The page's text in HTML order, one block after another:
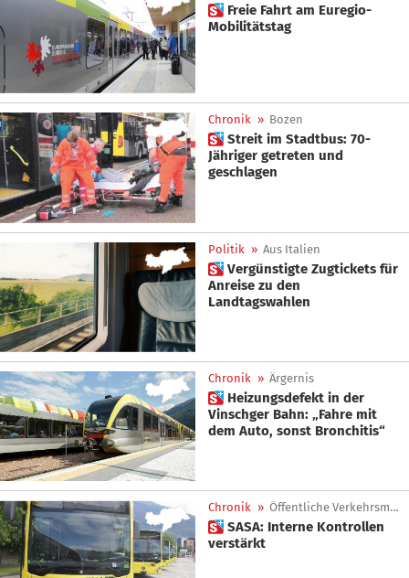
 Freie Fahrt am Euregio-
Mobilitätstag
Chronik » Bozen
 Streit im Stadtbus: 70-
Jähriger getreten und
geschlagen
Politik » Aus Italien
 Vergünstigte Zugtickets für
Anreise zu den
Landtagswahlen
Chronik » Ärgernis
 Heizungsdefekt in der
Vinschger Bahn: „Fahre mit
dem Auto, sonst Bronchitis“
Chronik » Öffentliche Verkehrsmittel
 SASA: Interne Kontrollen
verstärkt